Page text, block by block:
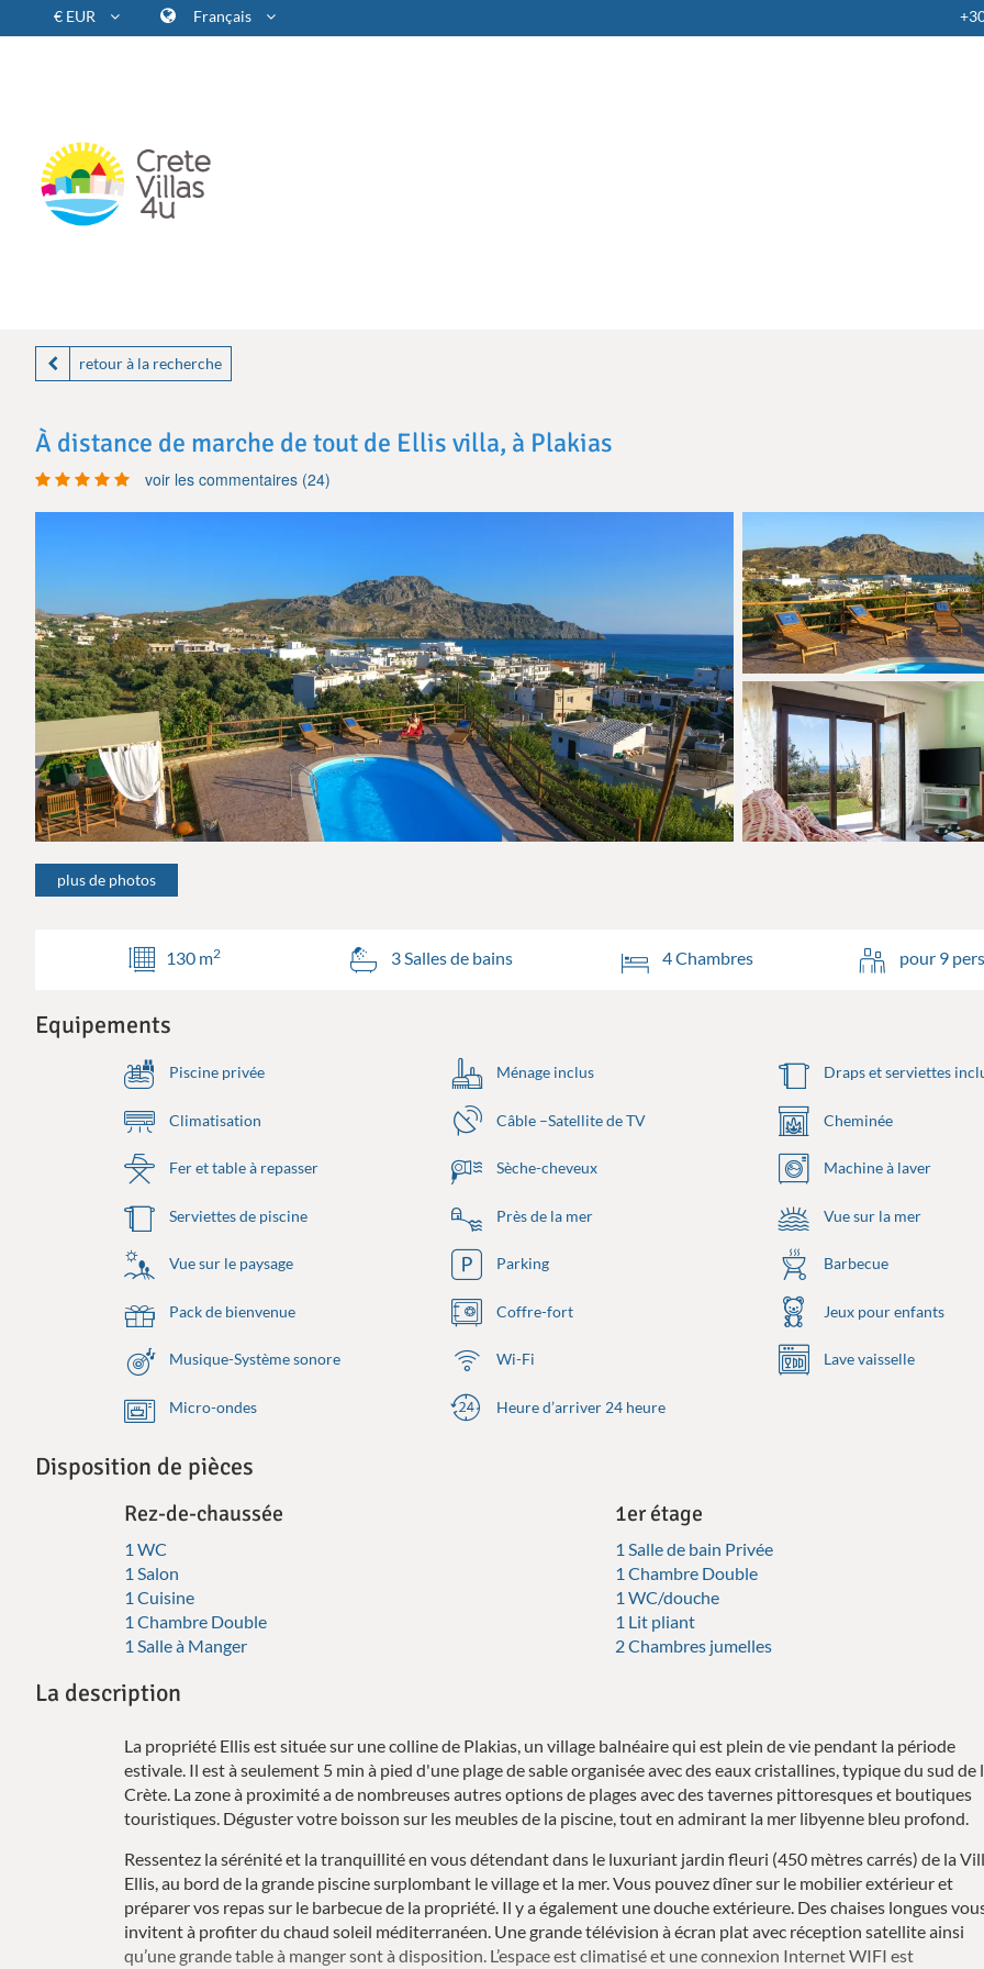
€ EUR Français
retour à la recherche
À distance de marche de tout de Ellis villa, à Plakias
voir les commentaires (24)
plus de photos
130 m2 3 Salles de bains 4 Chambres pour 9
Equipements
Piscine privée Ménage inclus Draps et serviettes
Climatisation Câble –Satellite de TV Cheminée
Fer et table à repasser Sèche-cheveux Machine à laver
Serviettes de piscine Près de la mer Vue sur la mer
Vue sur le paysage Parking Barbecue
Pack de bienvenue Coffre-fort Jeux pour enfants
Musique-Système sonore Wi-Fi Lave vaisselle
Micro-ondes Heure d’arriver 24 heure
Disposition de pièces
Rez-de-chaussée
1 WC
1 Salon
1 Cuisine
1 Chambre Double
1 Salle à Manger
1er étage
1 Salle de bain Privée
1 Chambre Double
1 WC/douche
1 Lit pliant
2 Chambres jumelles
La description
La propriété Ellis est située sur une colline de Plakias, un village balnéaire qui est plein de vie pendant la période
estivale. Il est à seulement 5 min à pied d'une plage de sable organisée avec des eaux cristallines, typique du sud de
Crète. La zone à proximité a de nombreuses autres options de plages avec des tavernes pittoresques et boutiques
touristiques. Déguster votre boisson sur les meubles de la piscine, tout en admirant la mer libyenne bleu profond.
Ressentez la sérénité et la tranquillité en vous détendant dans le luxuriant jardin fleuri (450 mètres carrés) de la
Ellis, au bord de la grande piscine surplombant le village et la mer. Vous pouvez dîner sur le mobilier extérieur et
préparer vos repas sur le barbecue de la propriété. Il y a également une douche extérieure. Des chaises longues
invitent à profiter du chaud soleil méditerranéen. Une grande télévision à écran plat avec réception satellite ainsi
qu’une grande table à manger sont à disposition. L’espace est climatisé et une connexion Internet WIFI est